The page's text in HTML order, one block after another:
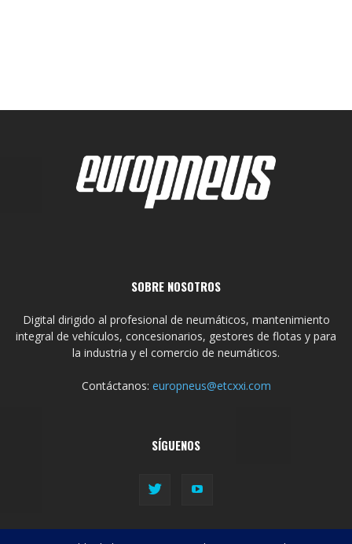
SOBRE NOSOTROS
Digital dirigido al profesional de neumáticos, mantenimiento
integral de vehículos, concesionarios, gestores de flotas y para
la industria y el comercio de neumáticos.
Contáctanos: europneus@etcxxi.com
SÍGUENOS